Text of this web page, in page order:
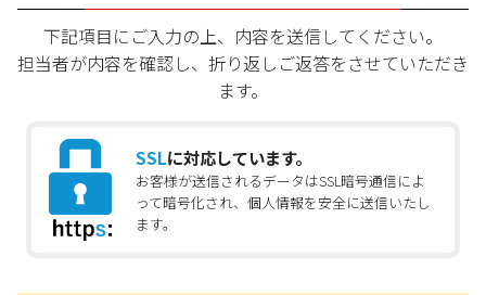
下記項目にご入力の上、内容を送信してください。
担当者が内容を確認し、折り返しご返答をさせていただき
ます。
SSLに対応しています。
お客様が送信されるデータはSSL暗号通信によ
って暗号化され、個人情報を安全に送信いたし
ます。